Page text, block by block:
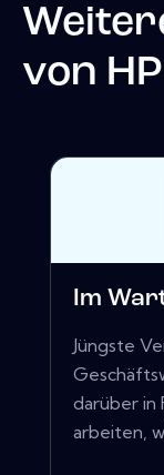
von HP
Im
Jüngste
darüber in
arbeiten,